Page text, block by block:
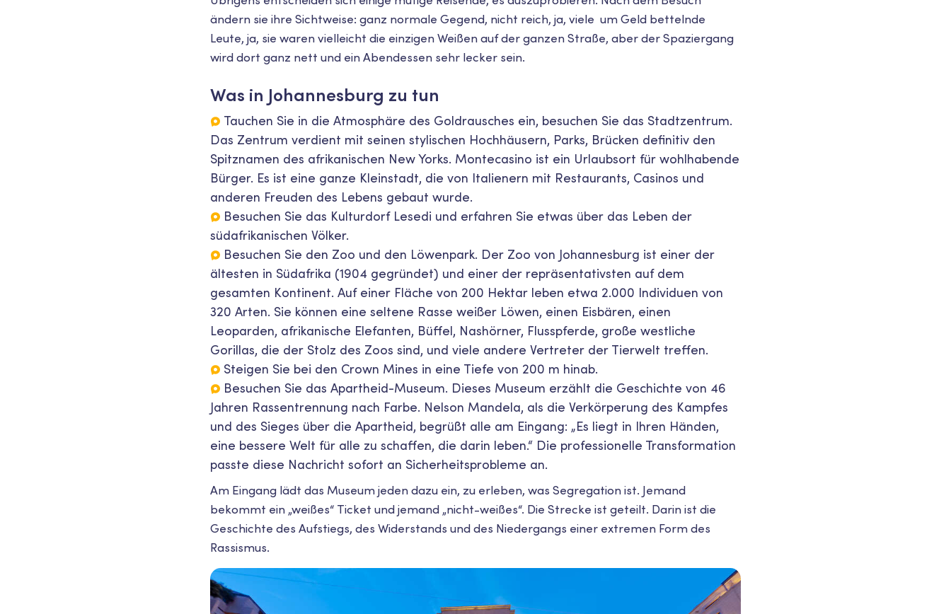
ändern sie ihre Sichtweise: ganz normale Gegend, nicht reich, ja, viele um Geld bettelnde
Leute, ja, sie waren vielleicht die einzigen Weißen auf der ganzen Straße, aber der Spaziergang
wird dort ganz nett und ein Abendessen sehr lecker sein.
Was in Johannesburg zu tun
Tauchen Sie in die Atmosphäre des Goldrausches ein, besuchen Sie das Stadtzentrum.
Das Zentrum verdient mit seinen stylischen Hochhäusern, Parks, Brücken definitiv den
Spitznamen des afrikanischen New Yorks. Montecasino ist ein Urlaubsort für wohlhabende
Bürger. Es ist eine ganze Kleinstadt, die von Italienern mit Restaurants, Casinos und
anderen Freuden des Lebens gebaut wurde.
Besuchen Sie das Kulturdorf Lesedi und erfahren Sie etwas über das Leben der
südafrikanischen Völker.
Besuchen Sie den Zoo und den Löwenpark. Der Zoo von Johannesburg ist einer der
ältesten in Südafrika (1904 gegründet) und einer der repräsentativsten auf dem
gesamten Kontinent. Auf einer Fläche von 200 Hektar leben etwa 2.000 Individuen von
320 Arten. Sie können eine seltene Rasse weißer Löwen, einen Eisbären, einen
Leoparden, afrikanische Elefanten, Büffel, Nashörner, Flusspferde, große westliche
Gorillas, die der Stolz des Zoos sind, und viele andere Vertreter der Tierwelt treffen.
Steigen Sie bei den Crown Mines in eine Tiefe von 200 m hinab.
Besuchen Sie das Apartheid-Museum. Dieses Museum erzählt die Geschichte von 46
Jahren Rassentrennung nach Farbe. Nelson Mandela, als die Verkörperung des Kampfes
und des Sieges über die Apartheid, begrüßt alle am Eingang: „Es liegt in Ihren Händen,
eine bessere Welt für alle zu schaffen, die darin leben.“ Die professionelle Transformation
passte diese Nachricht sofort an Sicherheitsprobleme an.
Am Eingang lädt das Museum jeden dazu ein, zu erleben, was Segregation ist. Jemand
bekommt ein „weißes“ Ticket und jemand „nicht-weißes“. Die Strecke ist geteilt. Darin ist die
Geschichte des Aufstiegs, des Widerstands und des Niedergangs einer extremen Form des
Rassismus.